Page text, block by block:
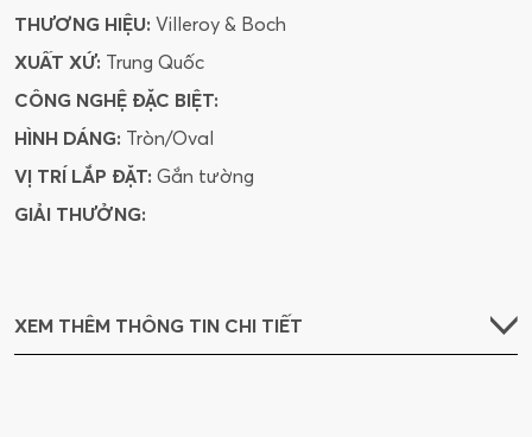
THƯƠNG HIỆU: Villeroy & Boch
XUẤT XỨ: Trung Quốc
CÔNG NGHỆ ĐẶC BIỆT:
HÌNH DÁNG: Tròn/Oval
VỊ TRÍ LẮP ĐẶT: Gắn tường
GIẢI THƯỞNG:
XEM THÊM THÔNG TIN CHI TIẾT